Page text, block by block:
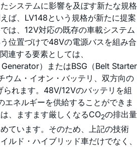
システムに影響を及ぼす新たな規格
ば、LV148という規格が新たに提案
は、12V対応の既存の車載システム
位置づけで48Vの電源バスを組み合
連する要素としては、
）またはBSG（Belt Starter
ウム・イオン・バッテリ、双方向の
れます。48V/12Vのバッテリを組
ネルギーを供給することができま
、ますます厳しくなるCO2の排出量
ています。そのため、上記の技術
ルド・ハイブリッド車だけでなく、